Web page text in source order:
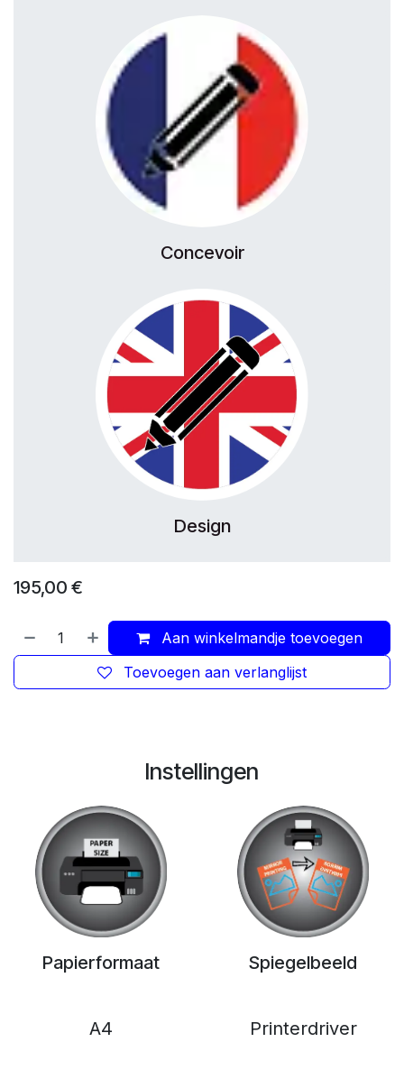
Concevoir
Design
195,00 €
Aan winkelmandje toevoegen
Toevoegen aan verlanglijst
Instellingen
Papierformaat
A4
Spiegelbeeld
Printerdriver